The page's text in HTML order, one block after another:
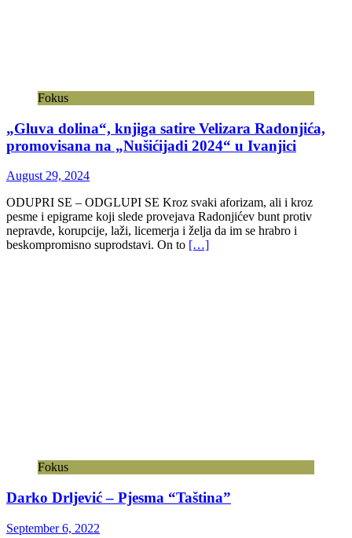
Fokus
„Gluva dolina“, knjiga satire Velizara Radonjića,
promovisana na „Nušićijadi 2024“ u Ivanjici
August 29, 2024
ODUPRI SE – ODGLUPI SE Kroz svaki aforizam, ali i kroz
pesme i epigrame koji slede provejava Radonjićev bunt protiv
nepravde, korupcije, laži, licemerja i želja da im se hrabro i
beskompromisno suprodstavi. On to […]
Fokus
Darko Drljević – Pjesma “Taština”
September 6, 2022